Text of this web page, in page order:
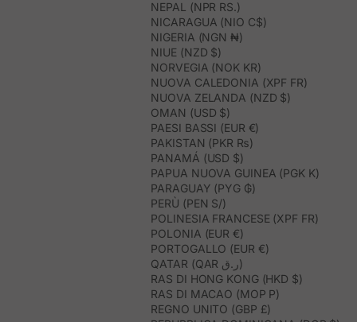
NEPAL (NPR RS.)
NICARAGUA (NIO C$)
NIGERIA (NGN ₦)
NIUE (NZD $)
NORVEGIA (NOK KR)
NUOVA CALEDONIA (XPF FR)
NUOVA ZELANDA (NZD $)
OMAN (USD $)
PAESI BASSI (EUR €)
PAKISTAN (PKR ₨)
PANAMÁ (USD $)
PAPUA NUOVA GUINEA (PGK K)
PARAGUAY (PYG ₲)
PERÙ (PEN S/)
POLINESIA FRANCESE (XPF FR)
POLONIA (EUR €)
PORTOGALLO (EUR €)
QATAR (QAR ر.ق)
RAS DI HONG KONG (HKD $)
RAS DI MACAO (MOP P)
REGNO UNITO (GBP £)